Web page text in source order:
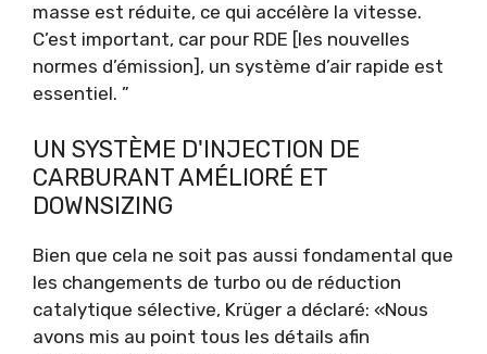
masse est réduite, ce qui accélère la vitesse.
C’est important, car pour RDE [les nouvelles
normes d’émission], un système d’air rapide est
essentiel. ”
UN SYSTÈME D'INJECTION DE
CARBURANT AMÉLIORÉ ET
DOWNSIZING
Bien que cela ne soit pas aussi fondamental que
les changements de turbo ou de réduction
catalytique sélective, Krüger a déclaré: «Nous
avons mis au point tous les détails afin